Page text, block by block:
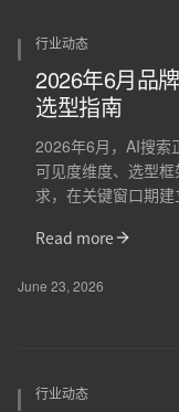
行业动态
2026年6月品
选型指南
2026年6月，AI搜索
可见度维度、选型
求，在关键窗口期建
Read more
June 23, 2026
行业动态